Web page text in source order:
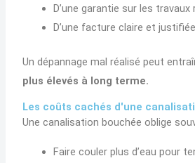
D’une garantie sur les travaux
D’une facture claire et justifiée
Un dépannage mal réalisé peut
plus élevés à long terme.
Les coûts cachés d'une
Une canalisation bouchée oblige
Faire couler plus d’eau pour